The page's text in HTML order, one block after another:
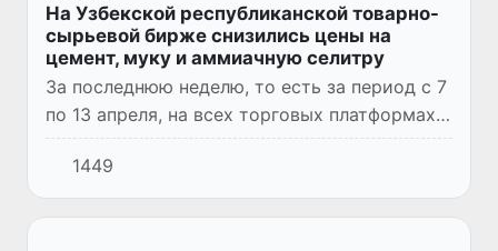
На Узбекской республиканской товарно-
сырьевой бирже снизились цены на
цемент, муку и аммиачную селитру
За последнюю неделю, то есть за период с 7
по 13 апреля, на всех торговых платформах
АО «Узбекской республиканской товарно-
сырьевой биржи» было заключено 56 516
сделок, что на 29,9...
1449